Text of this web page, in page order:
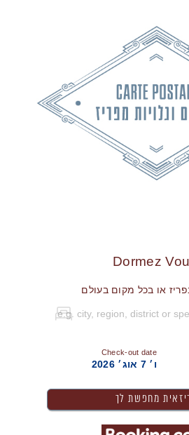
או בכל מקום בעולם
Check-out date
ו׳ 7 אוג׳ 2026